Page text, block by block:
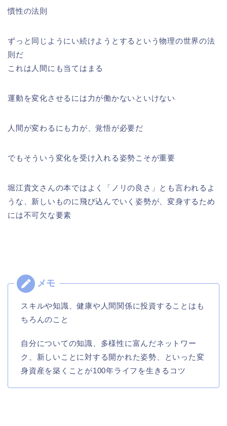
慣性の法則
ずっと同じようにい続けようとするという物理の世界の法
則だ
これは人間にも当てはまる
運動を変化させるには力が働かないといけない
人間が変わるにも力が、覚悟が必要だ
でもそういう変化を受け入れる姿勢こそが重要
堀江貴文さんの本ではよく「ノリの良さ」とも言われるよ
うな、新しいものに飛び込んでいく姿勢が、変身するため
には不可欠な要素
スキルや知識、健康や人間関係に投資することはも
ちろんのこと
自分についての知識、多様性に富んだネットワー
ク、新しいことに対する開かれた姿勢、といった変
身資産を築くことが100年ライフを生きるコツ